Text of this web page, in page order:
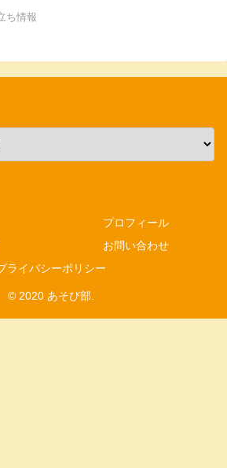
ち情報
プロフィール
お問い合わせ
ライバシーポリシー
© 2020 あそび部.